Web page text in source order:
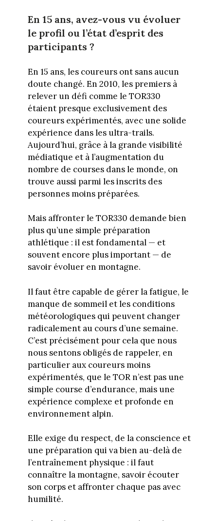
En 15 ans, avez-vous vu évoluer
le profil ou l’état d’esprit des
participants ?
En 15 ans, les coureurs ont sans aucun
doute changé. En 2010, les premiers à
relever un défi comme le TOR330
étaient presque exclusivement des
coureurs expérimentés, avec une solide
expérience dans les ultra-trails.
Aujourd’hui, grâce à la grande visibilité
médiatique et à l’augmentation du
nombre de courses dans le monde, on
trouve aussi parmi les inscrits des
personnes moins préparées.
Mais affronter le TOR330 demande bien
plus qu’une simple préparation
athlétique : il est fondamental — et
souvent encore plus important — de
savoir évoluer en montagne.
Il faut être capable de gérer la fatigue, le
manque de sommeil et les conditions
météorologiques qui peuvent changer
radicalement au cours d’une semaine.
C’est précisément pour cela que nous
nous sentons obligés de rappeler, en
particulier aux coureurs moins
expérimentés, que le TOR n’est pas une
simple course d’endurance, mais une
expérience complexe et profonde en
environnement alpin.
Elle exige du respect, de la conscience et
une préparation qui va bien au-delà de
l’entraînement physique : il faut
connaître la montagne, savoir écouter
son corps et affronter chaque pas avec
humilité.